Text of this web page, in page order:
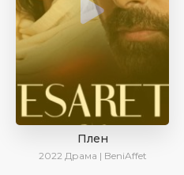
Плен
2022 Драма | BeniAffet